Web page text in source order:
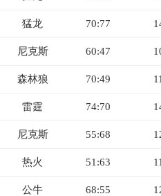
猛龙 70:77
尼克斯 60:47
森林狼 70:49
雷霆 74:70
尼克斯 55:68
热火 51:63
公牛 68:55